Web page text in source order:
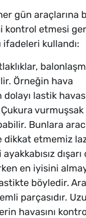
gün araçlarına
kontrol etmesi
ifadeleri kullandı:
Örneğin hava
dolayı lastik
vurmuşsak
Bunlara
etmemiz
dışarı
en iyisini
böyledir.
parçasıdır.
havasını